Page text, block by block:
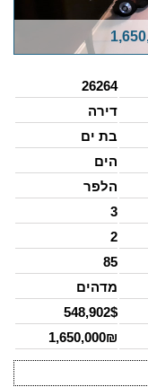
26264
דירה
בת ים
הים
הלפר
3
2
85
מדהים
548,902$
1,650,000₪